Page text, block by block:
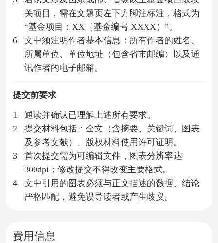
关项目，需在文题页左下方脚注标注，格式为
“基金项目：XX（基金编号 XXXX）”。
6. 文中须注明作者基本信息：所有作者的姓名、
所属单位、单位地址（包含省市邮编）以及通
讯作者的电子邮箱。
提交前要求
1. 通读并确认已理解上述所有要求。
2. 提交材料包括：全文（含摘要、关键词、图表
及参考文献）、版权材料使用许可证明。
3. 首次提交需为可编辑文件，图表分辨率达
300dpi；修改提交不得改变主要格式。
4. 文中引用的图表必须与正文描述的数据、结论
严格匹配，避免误导读者或产生歧义。
费用信息